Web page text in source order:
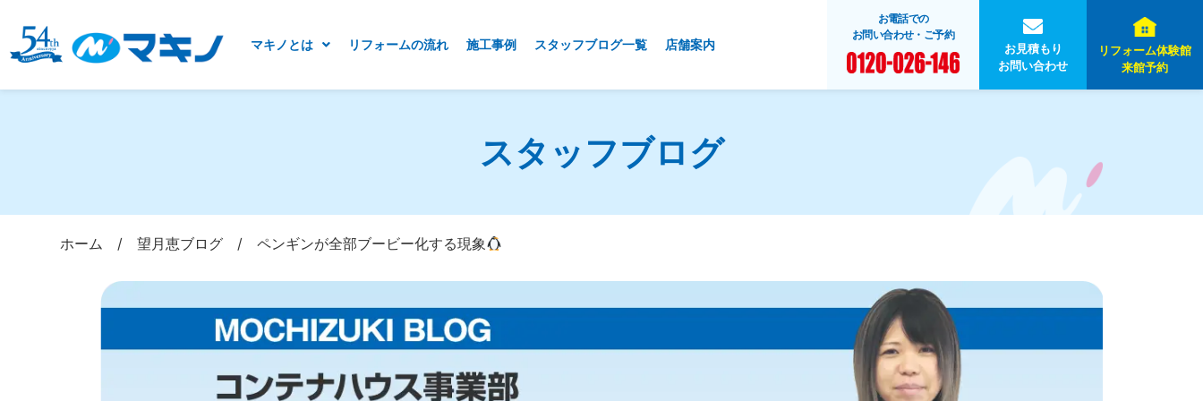
マキノとは リフォームの流れ 施工事例 スタッフブログ一覧 店舗案内
お電話での
お問い合わせ・ご予約
お見積もり
お問い合わせ
リフォーム体験館
来館予約
スタッフブログ
ホーム /望月恵ブログ /ペンギンが全部ブービー化する現象